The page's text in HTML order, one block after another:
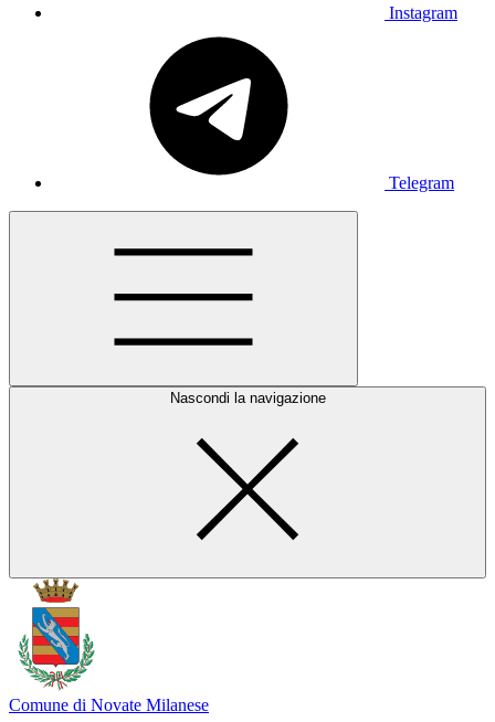
Instagram
Telegram
Nascondi la navigazione
Comune di Novate Milanese